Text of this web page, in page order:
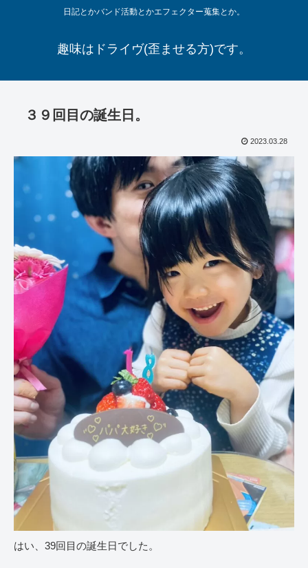
日記とかバンド活動とかエフェクター蒐集とか。
趣味はドライヴ(歪ませる方)です。
３９回目の誕生日。
2023.03.28
はい、39回目の誕生日でした。